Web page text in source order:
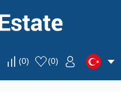
(0) (0)